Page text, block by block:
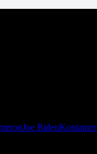
Joe BidenKontanter